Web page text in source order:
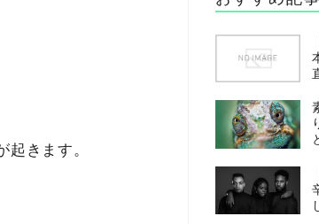
きます。